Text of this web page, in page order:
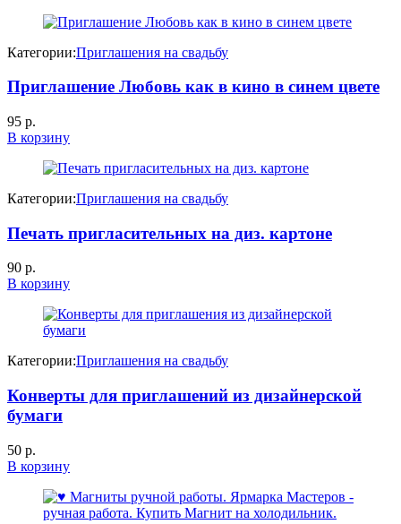
Категории:Приглашения на свадьбу
Приглашение Любовь как в кино в синем цвете
95 р.
В корзину
Категории:Приглашения на свадьбу
Печать пригласительных на диз. картоне
90 р.
В корзину
Категории:Приглашения на свадьбу
Конверты для приглашений из дизайнерской
бумаги
50 р.
В корзину